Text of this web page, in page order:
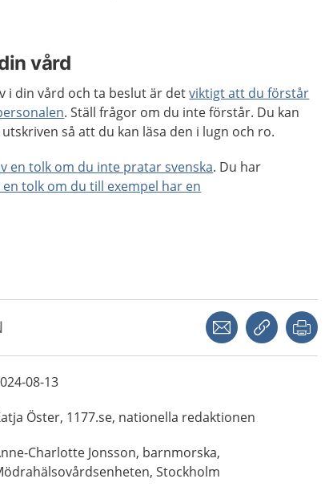
vård
i din vård och ta beslut är detviktigt att du förstår
. Ställ frågor om du inte förstår. Du kan
så att du kan läsa den i lugn och ro.
en tolk om du inte pratar svenska. Du har
tolk om du till exempel har en
Dela via mejlKopiera länk
08-13
Öster, 1177.se, nationella redaktionen
Charlotte Jonsson, barnmorska,
Stockholm